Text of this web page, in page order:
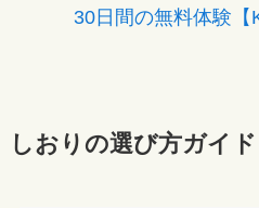
30日間の無料体験【
しおりの選び方ガイド